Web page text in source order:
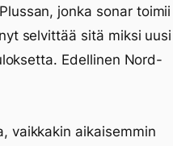
jonka sonar toimii
selvittää sitä miksi uusi
Edellinen Nord-
vaikkakin aikaisemmin